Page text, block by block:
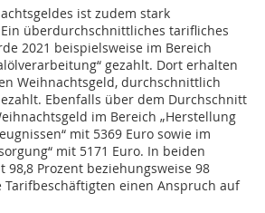
ist zudem stark
überdurchschnittliches tarifliches
2021 beispielsweise im Bereich
gezahlt. Dort erhalten
Weihnachtsgeld, durchschnittlich
Ebenfalls über dem Durchschnitt
im Bereich „Herstellung
mit 5369 Euro sowie im
mit 5171 Euro. In beiden
98,8 Prozent beziehungsweise 98
einen Anspruch auf